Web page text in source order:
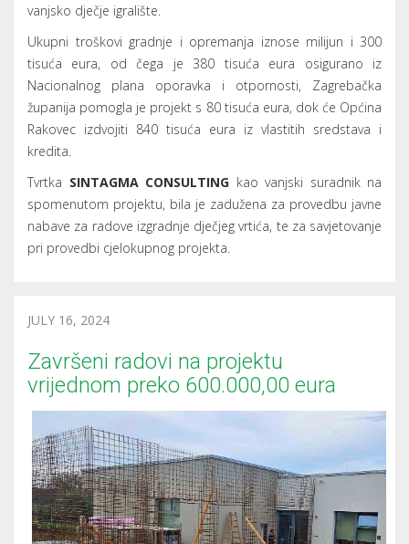
vanjsko dječje igralište.
Ukupni troškovi gradnje i opremanja iznose milijun i 300
tisuća eura, od čega je 380 tisuća eura osigurano iz
Nacionalnog plana oporavka i otpornosti, Zagrebačka
županija pomogla je projekt s 80 tisuća eura, dok će Općina
Rakovec izdvojiti 840 tisuća eura iz vlastitih sredstava i
kredita.
Tvrtka SINTAGMA CONSULTING kao vanjski suradnik na
spomenutom projektu, bila je zadužena za provedbu javne
nabave za radove izgradnje dječjeg vrtića, te za savjetovanje
pri provedbi cjelokupnog projekta.
JULY 16, 2024
Završeni radovi na projektu
vrijednom preko 600.000,00 eura